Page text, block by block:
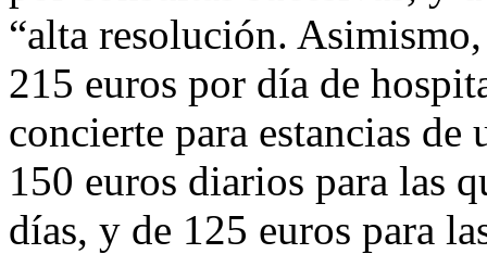
“alta resolución.
215 euros por día de
concierte para estancias
150 euros diarios para las
días, y de 125 euros para